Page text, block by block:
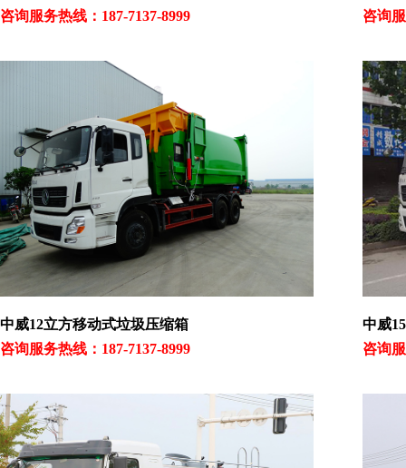
咨询服务热线：187-7137-8999
咨询
中威12立方移动式垃圾压缩箱
咨询服务热线：187-7137-8999
中威
咨询